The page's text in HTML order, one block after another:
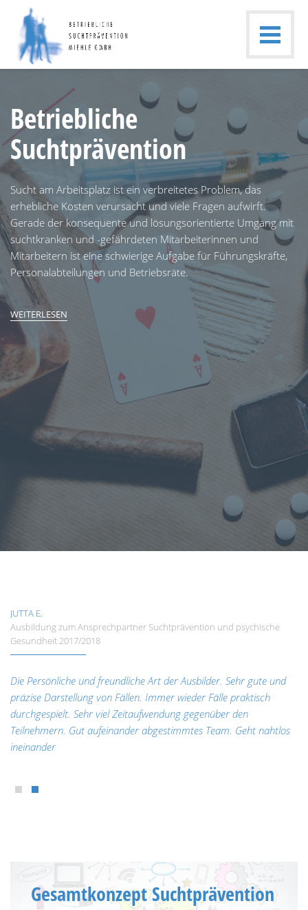
Betriebliche
Suchtprävention
Sucht am Arbeitsplatz ist ein verbreitetes Problem, das
erhebliche Kosten verursacht und viele Fragen aufwirft.
Gerade der konsequente und lösungsorientierte Umgang mit
suchtkranken und -gefährdeten Mitarbeiterinnen und
Mitarbeitern ist eine schwierige Aufgabe für Führungskräfte,
Personalabteilungen und Betriebsräte.
WEITERLESEN
JUTTA E.
Ausbildung zum Ansprechpartner Suchtprävention und psychische
Gesundheit 2017/2018
Die Persönliche und freundliche Art der Ausbilder. Sehr gute und
präzise Darstellung von Fällen. Immer wieder Fälle praktisch
durchgespielt. Sehr viel Zeitaufwendung gegenüber den
Teilnehmern. Gut aufeinander abgestimmtes Team. Geht nahtlos
ineinander
Gesamtkonzept Suchtprävention